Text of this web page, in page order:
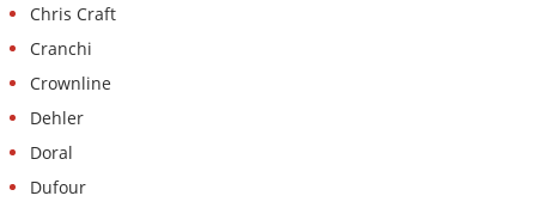
Chris Craft
Cranchi
Crownline
Dehler
Doral
Dufour